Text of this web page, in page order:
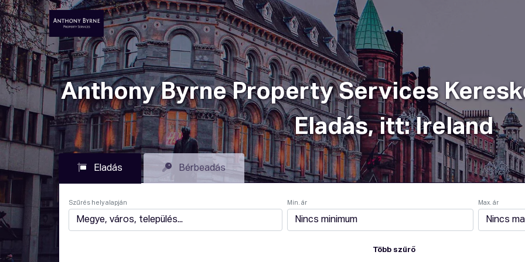
Anthony Byrne Property Services
Eladás, itt: Ireland
Eladás Bérbeadás
Szűrés hely alapján Min. ár Max. ár
Több szűrő